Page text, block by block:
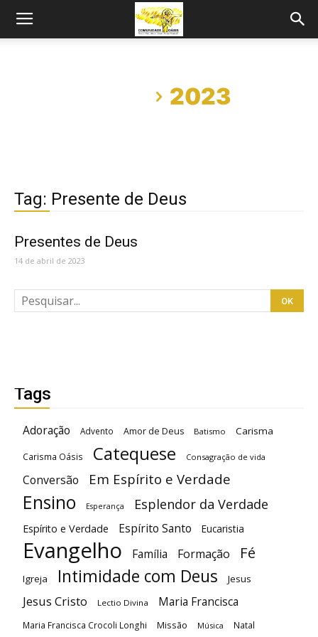
2023
Tag: Presente de Deus
Presentes de Deus
14 de abril de 2023
Tags
Adoração Advento Amor de Deus Batismo Carisma
Carisma Oásis Catequese Consagração de vida
Conversão Em Espírito e Verdade
Ensino Esperança Esplendor da Verdade
Espírito e Verdade Espírito Santo Eucaristia
Evangelho Família Formação Fé
Igreja Intimidade com Deus Jesus
Jesus Cristo Lectio Divina Maria Francisca
Maria Francisca Crocoli Longhi Missão Música Natal